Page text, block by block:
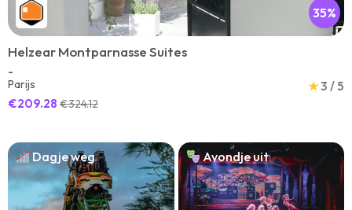
35%
Helzear Montparnasse Suites
-
Parijs
★3 / 5
€209.28 €324.12
Dagje weg Avondje uit